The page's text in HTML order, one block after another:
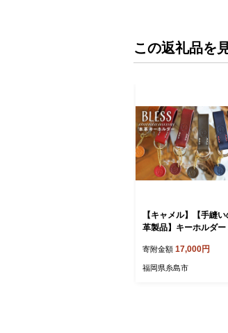
この返礼品を
【キャメル】【手縫
革製品】キーホルダー
002-1]
寄附金額 17,000円
福岡県糸島市